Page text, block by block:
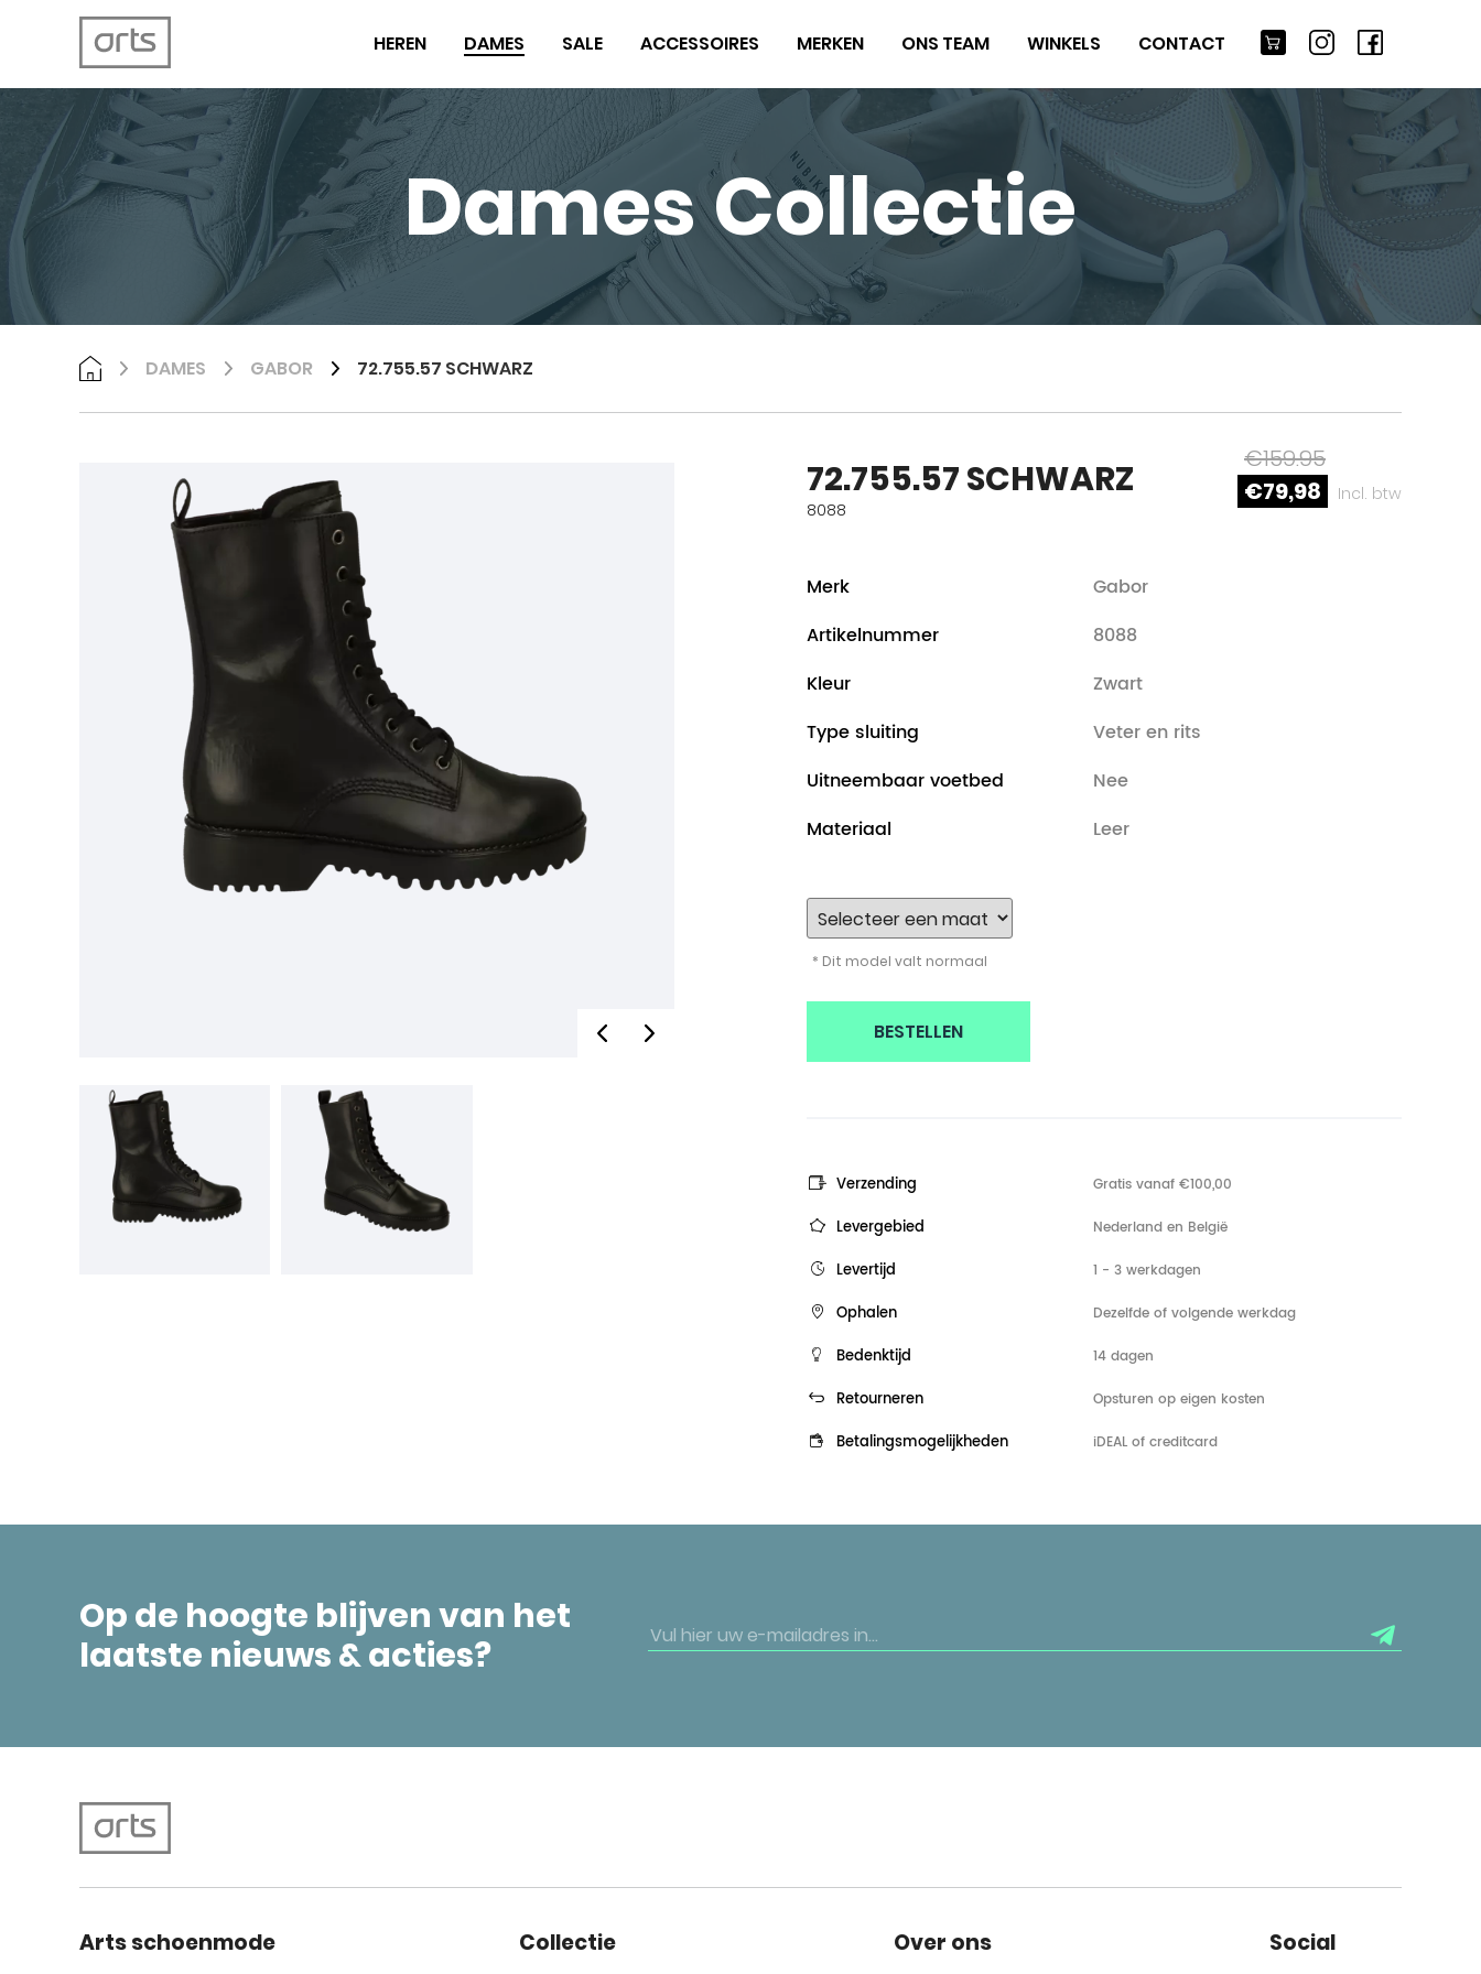
HEREN DAMES SALE ACCESSOIRES MERKEN ONS TEAM WINKELS CONTACT
Dames Collectie
DAMES GABOR 72.755.57 SCHWARZ
72.755.57 SCHWARZ
8088
€159.95
€79,98
Incl. btw
Merk
Gabor
Artikelnummer
8088
Kleur
Zwart
Type sluiting
Veter en rits
Uitneembaar voetbed
Nee
Materiaal
Leer
* Dit model valt normaal
BESTELLEN
Verzending Gratis vanaf €100,00
Levergebied Nederland en België
Levertijd 1 - 3 werkdagen
Ophalen Dezelfde of volgende werkdag
Bedenktijd 14 dagen
Retourneren Opsturen op eigen kosten
Betalingsmogelijkheden iDEAL of creditcard
Op de hoogte blijven van het
laatste nieuws & acties?
Arts schoenmode Collectie Over ons Social